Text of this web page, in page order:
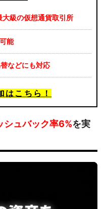
大級の仮想通貨取引所
能
などにも対応
はこちら！
シュバック率6%を実